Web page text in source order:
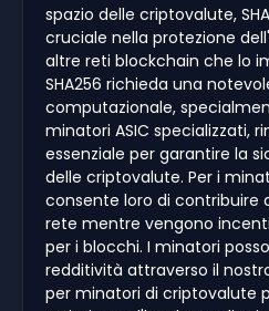
spazio delle criptovalute,
cruciale nella protezione
altre reti blockchain che lo
SHA256 richieda una
computazionale,
minatori ASIC specializzati,
essenziale per garantire la
delle criptovalute. Per i
consente loro di contribuire
rete mentre vengono
per i blocchi. I minatori
redditività attraverso il
per minatori di criptovalute